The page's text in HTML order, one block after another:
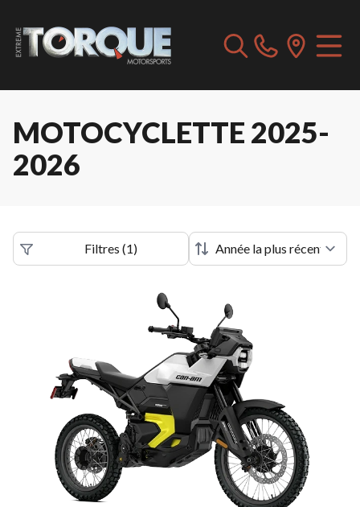
MOTOCYCLETTE 2025-
2026
Filtres (1)